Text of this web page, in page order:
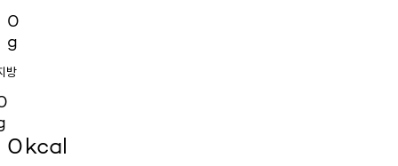
0
g
방
0kcal